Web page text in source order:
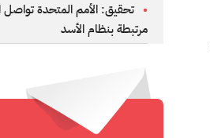
تحقيق: الأمم المتحدة تواصل
مرتبطة بنظام الأسد